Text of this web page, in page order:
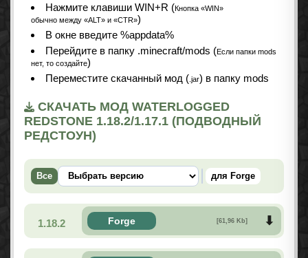
Нажмите клавиши WIN+R (Кнопка «WIN»
обычно между «ALT» и «CTR»)
В окне введите %appdata%
Перейдите в папку .minecraft/mods (Если папки mods
нет, то создайте)
Переместите скачанный мод ( .jar) в папку mods
СКАЧАТЬ МОД WATERLOGGED
REDSTONE 1.18.2/1.17.1 (ПОДВОДНЫЙ
РЕДСТОУН)
Все для Forge
1.18.2 Forge [61,96 Kb]